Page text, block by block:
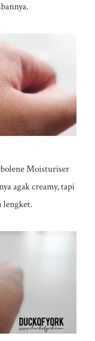
Moisturiser
agak creamy, tapi
lengket.